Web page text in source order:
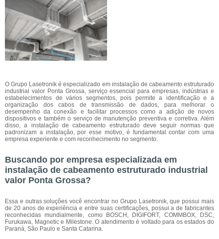
O Grupo Lasetronik é especializado em instalação de cabeamento estruturado
industrial valor Ponta Grossa, serviço essencial para empresas, indústrias e
estabelecimentos de vários segmentos, pois permite a identificação e a
organização dos cabos de transmissão de dados, para melhorar o
desempenho da conexão e facilitar processos como a adição de novos
dispositivos e também o serviço de manutenção preventiva e corretiva. Além
disso, a instalação de cabeamento estruturado deve seguir normas que
padronizam a instalação, por esse motivo, é fundamental contar com uma
empresa experiente e com reconhecimento no segmento.
Buscando por empresa especializada em
instalação de cabeamento estruturado industrial
valor Ponta Grossa?
Essa e outras soluções você encontrar no Grupo Lasetronik, que possui mais
de 20 anos de experiência e entre suas certificações, possui a de fabricantes
reconhecidas mundialmente, como BOSCH, DIGIFORT, COMMBOX, DSC,
Furukawa, Magnetic e Milestone. O atendimento é voltado para os estados do
Paraná, São Paulo e Santa Catarina.